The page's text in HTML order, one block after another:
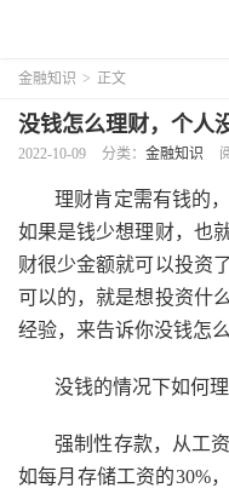
金融知识 > 正文
没钱怎么理财，个人
2022-10-09 分类： 金融知识
理财肯定需有钱的
如果是钱少想理财，也
财很少金额就可以投资
可以的，就是想投资什
经验，来告诉你没钱怎么
没钱的情况下如何
强制性存款，从工
如每月存储工资的30%